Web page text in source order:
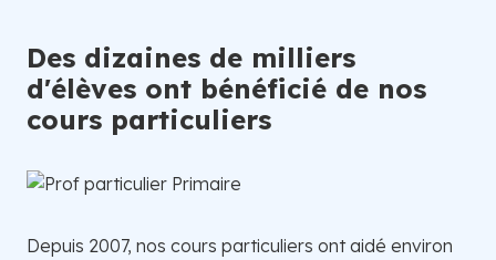
Des dizaines de milliers
d'élèves ont bénéficié de nos
cours particuliers
Depuis 2007, nos cours particuliers ont aidé environ